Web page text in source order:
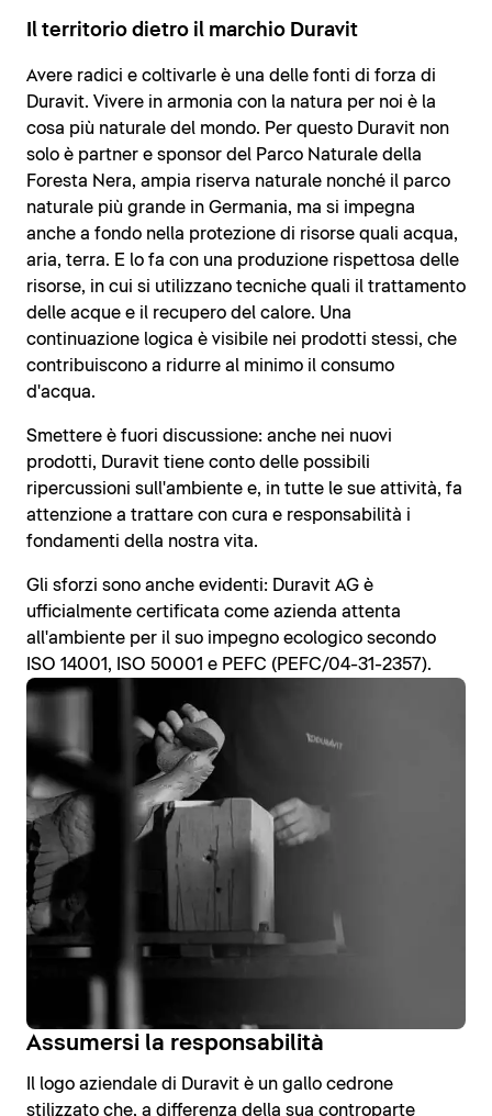
Il territorio dietro il marchio Duravit
Avere radici e coltivarle è una delle fonti di forza di
Duravit. Vivere in armonia con la natura per noi è la
cosa più naturale del mondo. Per questo Duravit non
solo è partner e sponsor del Parco Naturale della
Foresta Nera, ampia riserva naturale nonché il parco
naturale più grande in Germania, ma si impegna
anche a fondo nella protezione di risorse quali acqua,
aria, terra. E lo fa con una produzione rispettosa delle
risorse, in cui si utilizzano tecniche quali il trattamento
delle acque e il recupero del calore. Una
continuazione logica è visibile nei prodotti stessi, che
contribuiscono a ridurre al minimo il consumo
d'acqua.
Smettere è fuori discussione: anche nei nuovi
prodotti, Duravit tiene conto delle possibili
ripercussioni sull'ambiente e, in tutte le sue attività, fa
attenzione a trattare con cura e responsabilità i
fondamenti della nostra vita.
Gli sforzi sono anche evidenti: Duravit AG è
ufficialmente certificata come azienda attenta
all'ambiente per il suo impegno ecologico secondo
ISO 14001, ISO 50001 e PEFC (PEFC/04-31-2357).
Assumersi la responsabilità
Il logo aziendale di Duravit è un gallo cedrone
stilizzato che, a differenza della sua controparte